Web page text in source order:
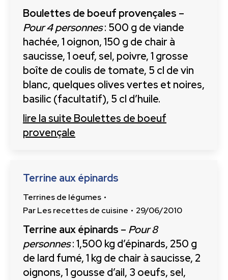
Boulettes de boeuf provençales –
Pour 4 personnes: 500 g de viande
hachée, 1 oignon, 150 g de chair à
saucisse, 1 oeuf, sel, poivre, 1 grosse
boîte de coulis de tomate, 5 cl de vin
blanc, quelques olives vertes et noires,
basilic (facultatif), 5 cl d’huile.
lire la suite Boulettes de boeuf
provençale
Terrine aux épinards
Terrines de légumes
ParLes recettes de cuisine 29/06/2010
Terrine aux épinards – Pour 8
personnes: 1,500 kg d’épinards, 250 g
de lard fumé, 1 kg de chair à saucisse, 2
oignons, 1 gousse d’ail, 3 oeufs, sel,